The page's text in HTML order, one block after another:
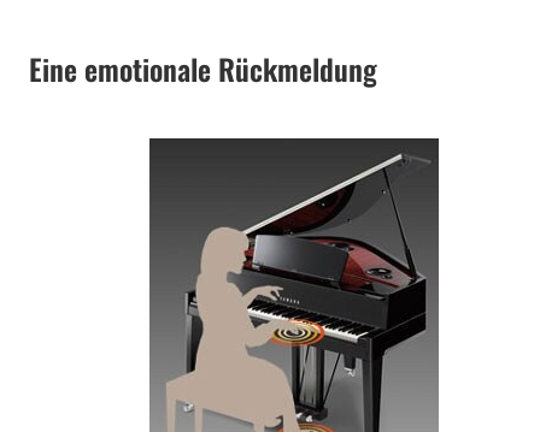
Eine emotionale Rückmeldung